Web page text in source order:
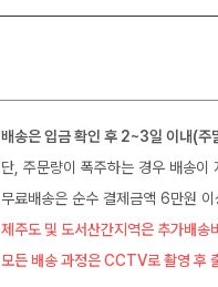
배송은 입금 확인 후 2~3일 이내(주
단, 주문량이 폭주하는 경우 배송이
무료배송은 순수 결제금액 6만원
제주도 및 도서산간지역은 추가배
모든 배송 과정은 CCTV로 촬영 후